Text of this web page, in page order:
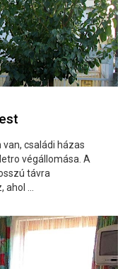
családi házas
végállomása. A
távra
...